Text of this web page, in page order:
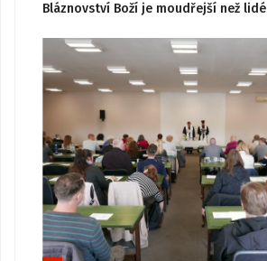
Bláznovství Boží je moudřejší než lidé